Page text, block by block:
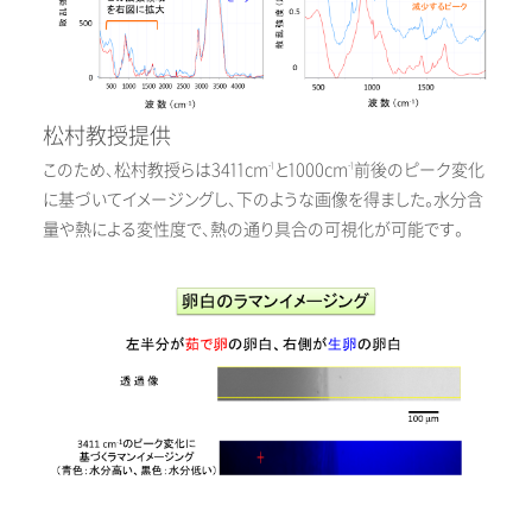
松村教授提供
このため、松村教授らは3411cm-1 と1000cm-1 前後のピーク変化
に基づいてイメージングし、下のような画像を得ました。水分含
量や熱による変性度で、熱の通り具合の可視化が可能です。